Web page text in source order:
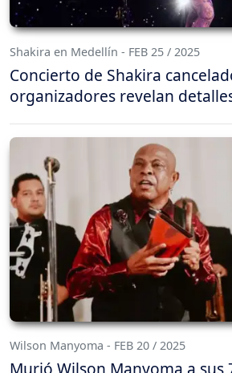
Shakira en Medellín - FEB 25 / 2025
Concierto de Shakira
organizadores revelan
Wilson Manyoma - FEB 20 / 2025
Murió Wilson Manyoma a sus